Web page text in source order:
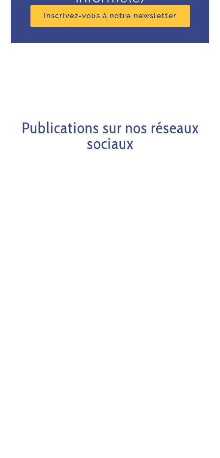
Inscrivez-vous à notre newsletter
Publications sur nos réseaux
sociaux